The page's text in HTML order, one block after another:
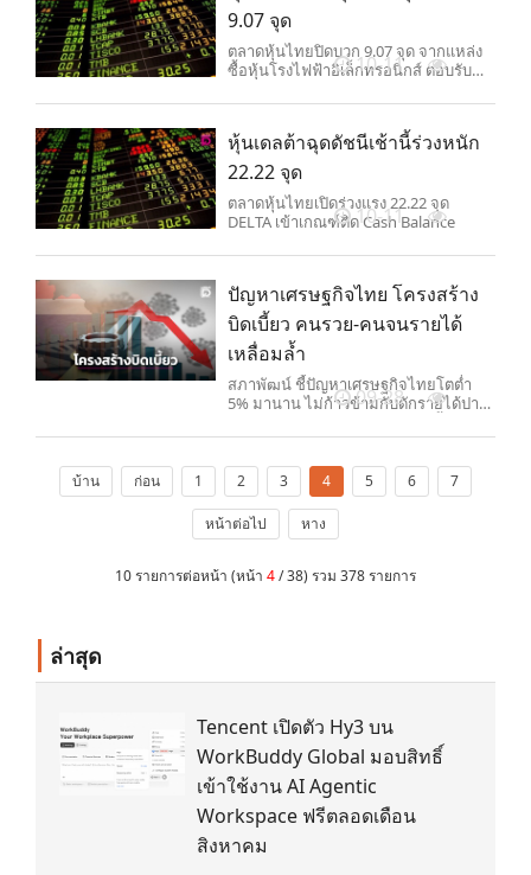
9.07 จุด
ตลาดหุ้นไทยปิดบวก 9.07 จุด จากแหล่ง
ซื้อหุ้นโรงไฟฟ้าอิเล็กทรอนิกส์ ตอบรับ
10-11
หุ้นเดลต้าฉุดดัชนีเช้านี้ร่วงหนัก
22.22 จุด
ตลาดหุ้นไทยเปิดร่วงแรง 22.22 จุด
DELTA เข้าเกณฑ์ติด Cash Balance
10-11
ปัญหาเศรษฐกิจไทย โครงสร้าง
บิดเบี้ยว คนรวย-คนจนรายได้
เหลื่อมล้ำ
สภาพัฒน์ ชี้ปัญหาเศรษฐกิจไทยโตต่ำ
5% มานาน ไม่ก้าวข้ามกับดักรายได้ปาน
คนรวยเทียบคนจนรายได้ต่างกันถึง 10
09-28
บ้าน ก่อน 1 2 3 4 5 6 7
หน้าต่อไป หาง
10 รายการต่อหน้า (หน้า 4/ 38) รวม 378 รายการ
ล่าสุด
Tencent เปิดตัว Hy3 บน
WorkBuddy Global มอบสิทธิ์
เข้าใช้งาน AI Agentic
Workspace ฟรีตลอดเดือน
สิงหาคม